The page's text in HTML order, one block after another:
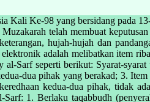
Kali Ke-98 yang bersidang pada
telah membuat
hujah-hujah dan
adalah melibatkan item
Sarf seperti berikut: Syarat-
dua pihak yang berakad; 3.
kedua-dua pihak, tidak
1. Berlaku taqabbudh